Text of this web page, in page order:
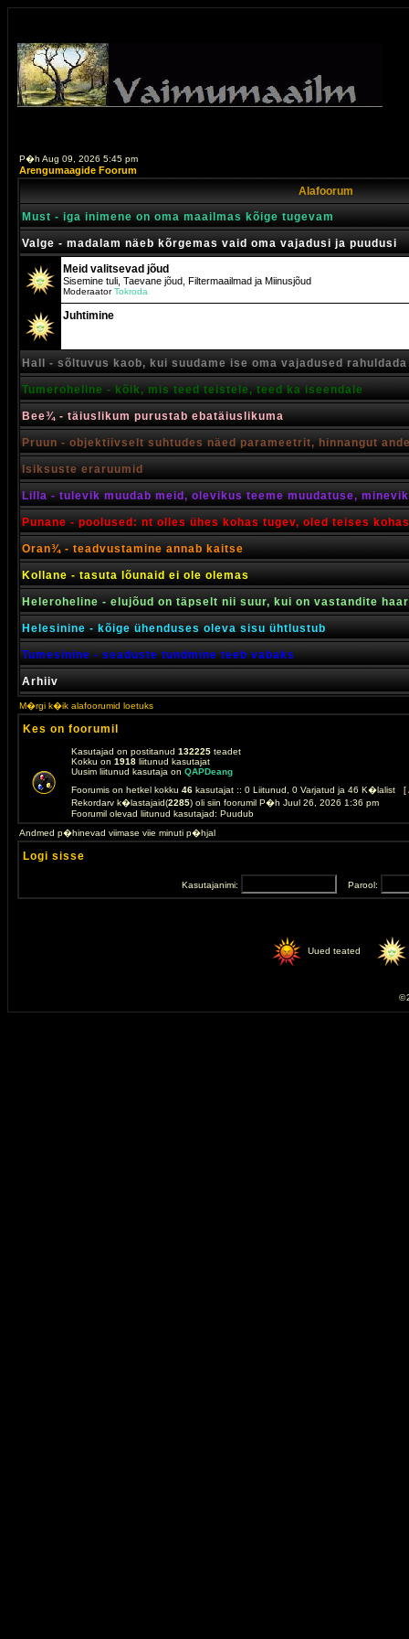
P�h Aug 09, 2026 5:45 pm
Arengumaagide Foorum
Alafoorum
Must - iga inimene on oma maailmas kõige tugevam
Valge - madalam näeb kõrgemas vaid oma vajadusi ja puudusi
Meid valitsevad jõud
Sisemine tuli, Taevane jõud, Filtermaailmad ja Miinusjõud
ModeraatorTokroda
Juhtimine
Hall - sõltuvus kaob, kui suudame ise oma vajadused rahuldada
Tumeroheline - kõik, mis teed teistele, teed ka iseendale
Bee¾ - täiuslikum purustab ebatäiuslikuma
Pruun - objektiivselt suhtudes näed parameetrit, hinnangut
Isiksuste eraruumid
Lilla - tulevik muudab meid, olevikus teeme muudatuse,
Punane - poolused: nt olles ühes kohas tugev, oled teises
Oran¾ - teadvustamine annab kaitse
Kollane - tasuta lõunaid ei ole olemas
Heleroheline - elujõud on täpselt nii suur, kui on vastandite
Helesinine - kõige ühenduses oleva sisu ühtlustub
Tumesinine - seaduste tundmine teeb vabaks
Arhiiv
M�rgi k�ik alafoorumid loetuks
Kes on foorumil
Kasutajad on postitanud 132225 teadet
Kokku on 1918 liitunud kasutajat
Uusim liitunud kasutaja on QAPDeang
Foorumis on hetkel kokku 46 kasutajat :: 0 Liitunud, 0 Varjatud ja 46 K�lalist [
Rekordarv k�lastajaid(2285) oli siin foorumil P�h Juul 26, 2026 1:36 pm
Foorumil olevad liitunud kasutajad: Puudub
Andmed p�hinevad viimase viie minuti p�hjal
Logi sisse
Kasutajanimi: Parool:
Uued teated
©